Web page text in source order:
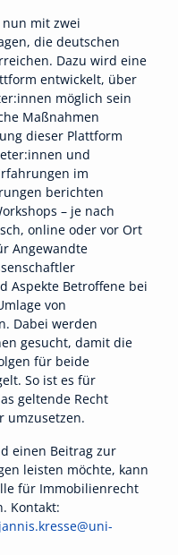
mit zwei
die deutschen
Dazu wird eine
entwickelt, über
möglich sein
Maßnahmen
dieser Plattform
und
im
berichten
– je nach
online oder vor Ort
Angewandte
Aspekte Betroffene bei
von
Dabei werden
gesucht, damit die
für beide
So ist es für
geltende Recht
umzusetzen.
einen Beitrag zur
leisten möchte, kann
für Immobilienrecht
Kontakt:
jannis.kresse@uni-